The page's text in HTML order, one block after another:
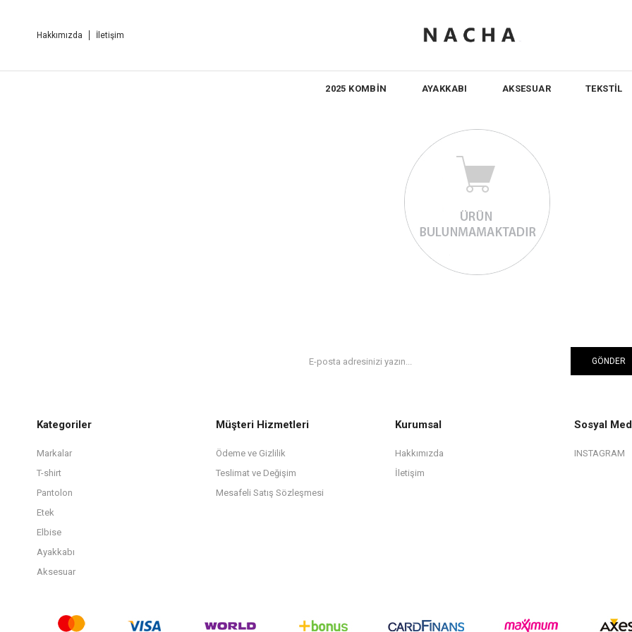
Hakkımızda İletişim
2025 KOMBİN AYAKKABI AKSESUAR TEKSTİL
GÖNDER
Kategoriler
Markalar
T-shirt
Pantolon
Etek
Elbise
Ayakkabı
Aksesuar
Müşteri Hizmetleri
Ödeme ve Gizlilik
Teslimat ve Değişim
Mesafeli Satış Sözleşmesi
Kurumsal
Hakkımızda
İletişim
Sosyal
INSTAGRAM